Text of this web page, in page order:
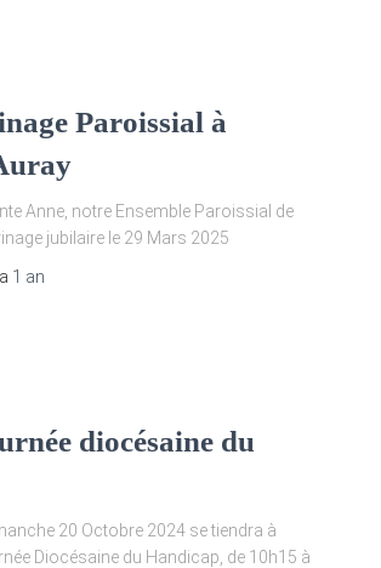
Paroissial à
Anne, notre Ensemble Paroissial de
jubilaire le 29 Mars 2025
1 an
diocésaine du
20 Octobre 2024 se tiendra à
Diocésaine du Handicap, de 10h15 à